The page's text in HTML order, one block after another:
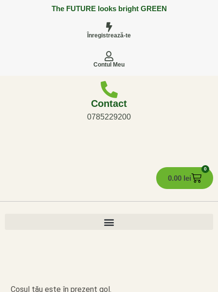
The FUTURE looks bright GREEN
Înregistrează-te
Contul Meu
Contact
0785229200
0.00 lei
0
Coșul tău este în prezent gol.